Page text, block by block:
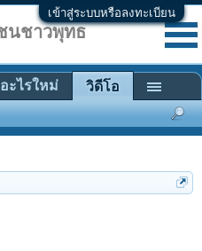
เข้าสู่ระบบหรือลงทะเบียน
นชาวพุทธ
ะไรใหม่ วิดีโอ